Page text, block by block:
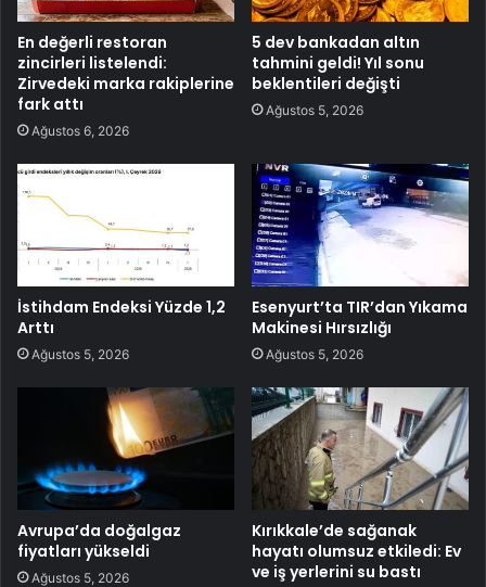
En değerli restoran
zincirleri listelendi:
Zirvedeki marka rakiplerine
fark attı
Ağustos 6, 2026
5 dev bankadan altın
tahmini geldi! Yıl sonu
beklentileri değişti
Ağustos 5, 2026
İstihdam Endeksi Yüzde 1,2
Arttı
Ağustos 5, 2026
Esenyurt’ta TIR’dan Yıkama
Makinesi Hırsızlığı
Ağustos 5, 2026
Avrupa’da doğalgaz
fiyatları yükseldi
Ağustos 5, 2026
Kırıkkale’de sağanak
hayatı olumsuz etkiledi: Ev
ve iş yerlerini su bastı